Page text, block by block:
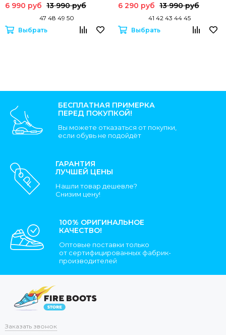
6 990 руб 13 990 руб
47 48 49 50
Выбрать
6 290 руб 13 990 руб
41 42 43 44 45
Выбрать
БЕСПЛАТНАЯ ПРИМЕРКА
ПЕРЕД ПОКУПКОЙ!
Вы можете отказаться от покупки,
если обувь не подойдёт
ГАРАНТИЯ
ЛУЧШЕЙ ЦЕНЫ
Нашли товар дешевле?
Снизим цену!
100% ОРИГИНАЛЬНОЕ
КАЧЕСТВО!
Оптовые поставки только
от сертифицированных фабрик-
производителей
Заказать звонок